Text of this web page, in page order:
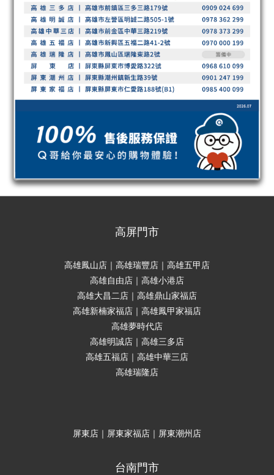
高屏門市
高雄鳳山店｜高雄瑞豐店｜高雄五甲店
高雄自由店｜高雄小港店
高雄大昌二店｜高雄鼎山家福店
高雄新楠家福店｜高雄鳳甲家福店
高雄夢時代店
高雄明誠店｜高雄三多店
高雄五福店｜高雄中華三店
高雄瑞隆店
屏東店｜屏東家福店｜屏東潮州店
台南門市